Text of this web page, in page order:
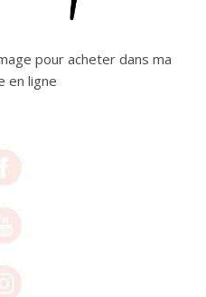
pour acheter dans ma
en ligne